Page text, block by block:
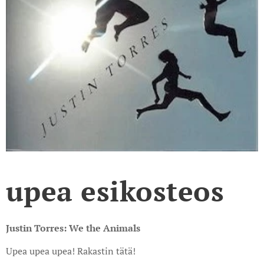
upea esikosteos
Justin Torres: We the Animals
Upea upea upea! Rakastin tätä!